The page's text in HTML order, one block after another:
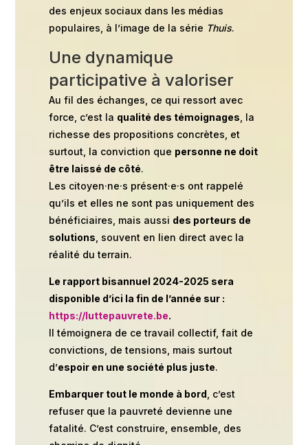
des enjeux sociaux dans les médias
populaires, à l’image de la série Thuis.
Une dynamique
participative à valoriser
Au fil des échanges, ce qui ressort avec
force, c’est la qualité des témoignages , la
richesse des propositions concrètes, et
surtout, la conviction que personne ne doit
être laissé de côté.
Les citoyen·ne·s présent·e·s ont rappelé
qu’ils et elles ne sont pas uniquement des
bénéficiaires, mais aussi des porteurs de
solutions , souvent en lien direct avec la
réalité du terrain.
Le rapport bisannuel 2024-2025 sera
disponible d’ici la fin de l’année sur :
https://luttepauvrete.be.
Il témoignera de ce travail collectif, fait de
convictions, de tensions, mais surtout
d’espoir en une société plus juste.
Embarquer tout le monde à bord , c’est
refuser que la pauvreté devienne une
fatalité. C’est construire, ensemble, des